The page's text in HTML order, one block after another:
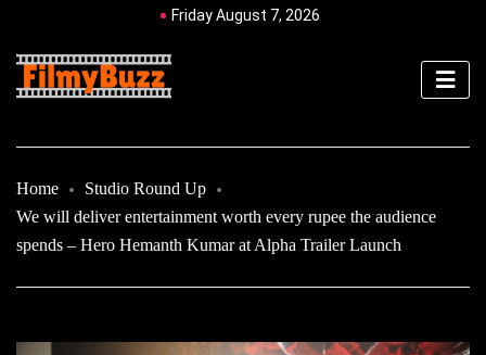
Friday August 7, 2026
Home
Studio Round Up
We will deliver entertainment worth every rupee the audience
spends – Hero Hemanth Kumar at Alpha Trailer Launch